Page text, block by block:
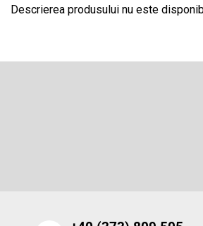
Descrierea produsului nu este